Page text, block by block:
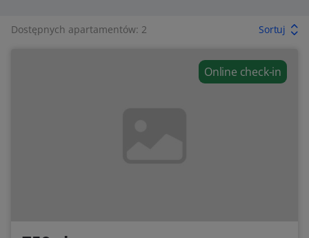
Dostępnych apartamentów: 2 Sortuj
Online check-in